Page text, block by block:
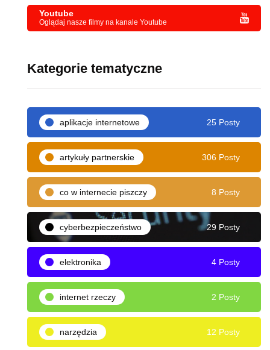
Youtube
Oglądaj nasze filmy na kanale Youtube
Kategorie tematyczne
aplikacje internetowe 25 Posty
artykuły partnerskie 306 Posty
co w internecie piszczy 8 Posty
cyberbezpieczeństwo 29 Posty
elektronika 4 Posty
internet rzeczy 2 Posty
narzędzia 12 Posty